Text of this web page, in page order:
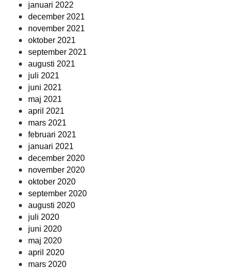
januari 2022
december 2021
november 2021
oktober 2021
september 2021
augusti 2021
juli 2021
juni 2021
maj 2021
april 2021
mars 2021
februari 2021
januari 2021
december 2020
november 2020
oktober 2020
september 2020
augusti 2020
juli 2020
juni 2020
maj 2020
april 2020
mars 2020